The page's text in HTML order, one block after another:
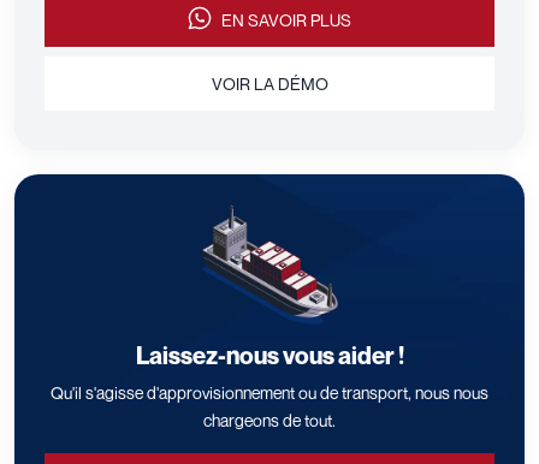
EN SAVOIR PLUS
VOIR LA DÉMO
Laissez-nous vous aider !
Qu'il s'agisse d'approvisionnement ou de transport, nous nous
chargeons de tout.